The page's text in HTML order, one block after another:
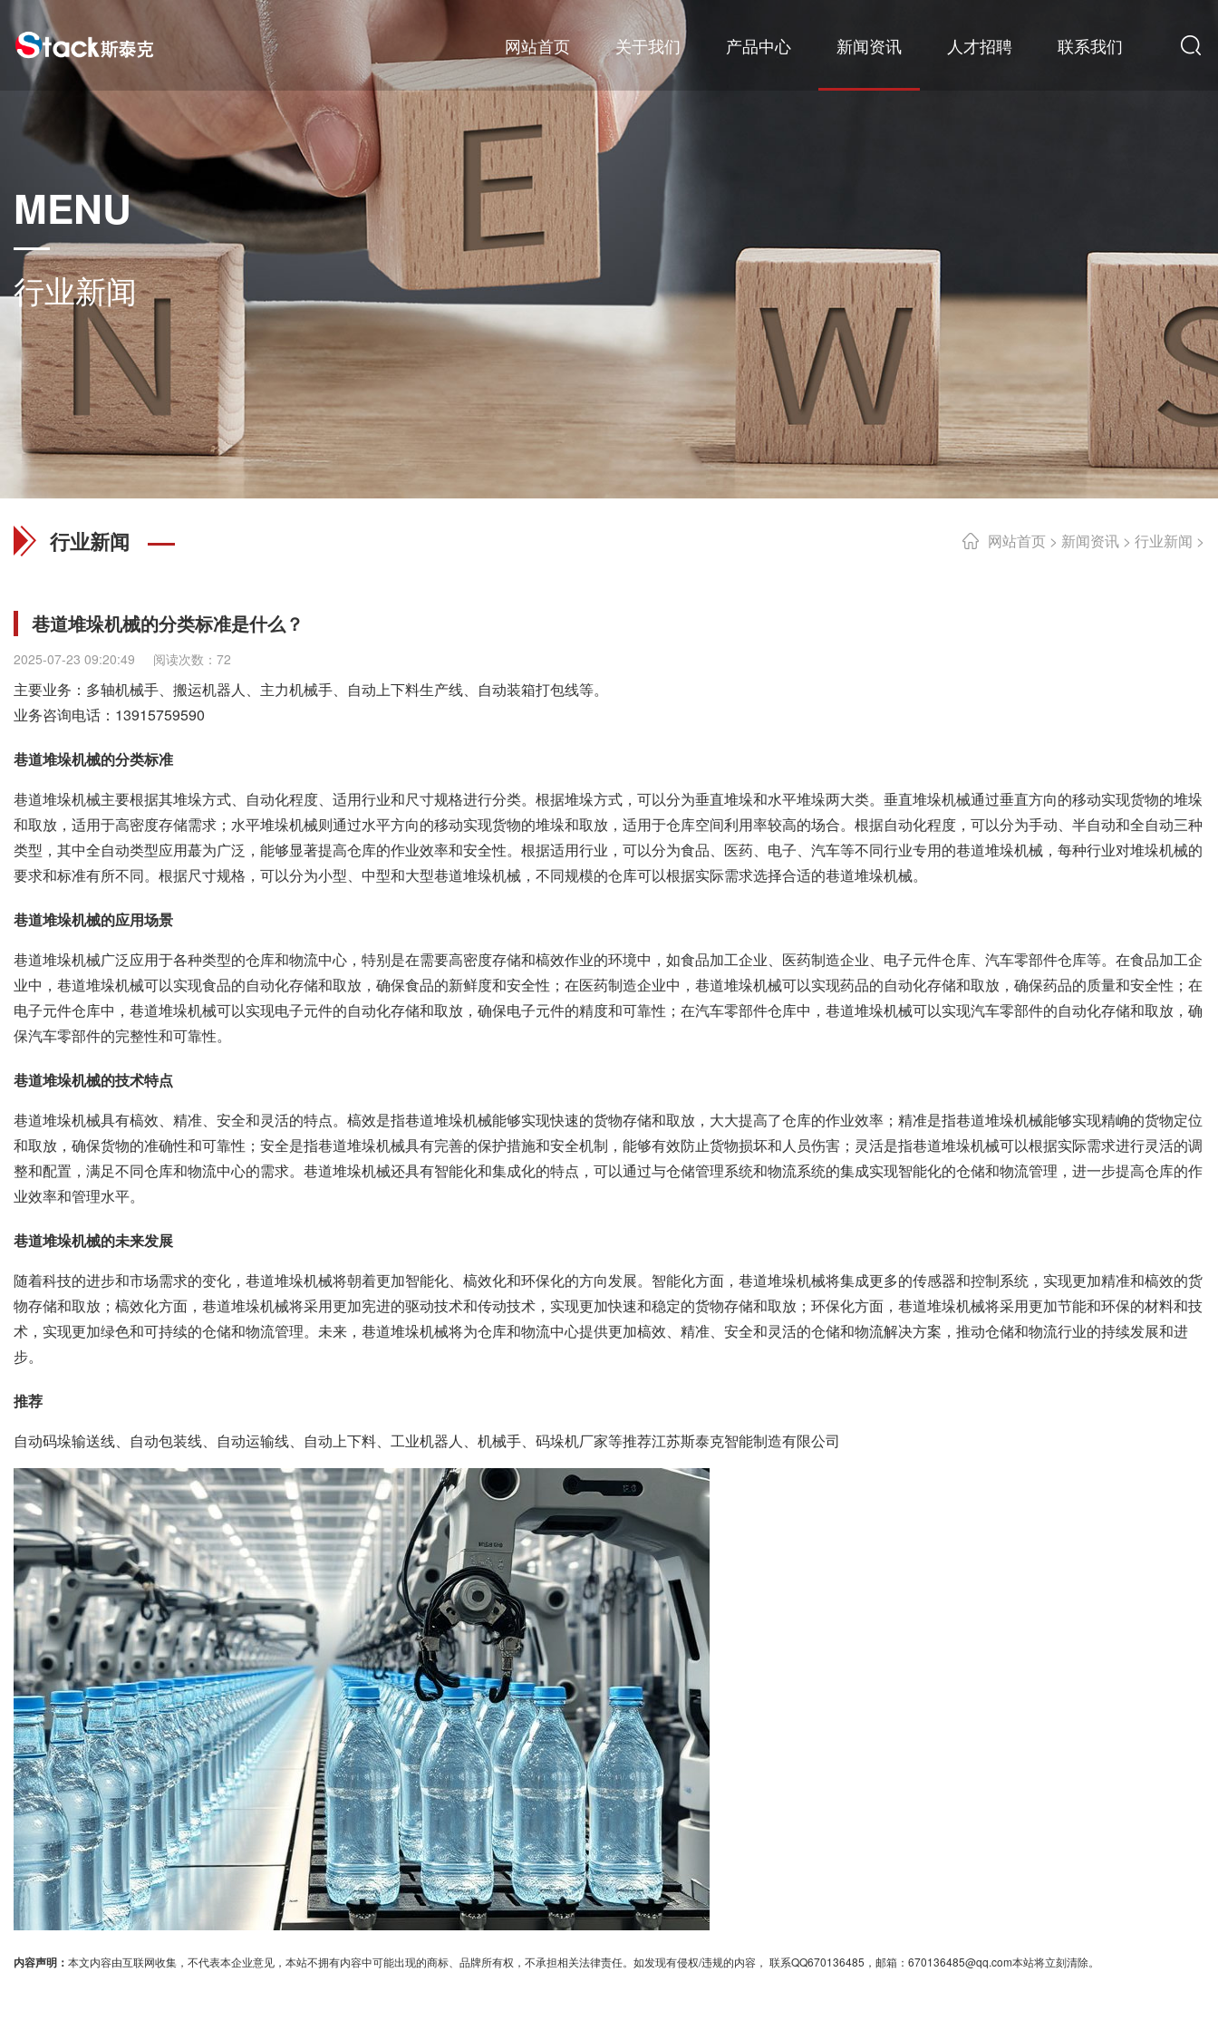
网站首页 关于我们 产品中心 新闻资讯 人才招聘 联系我们
MENU
行业新闻
网站首页 > 新闻资讯 > 行业新闻 >
行业新闻
巷道堆垛机械的分类标准是什么？
2025-07-23 09:20:49 阅读次数：72
主要业务：多轴机械手、搬运机器人、主力机械手、自动上下料生产线、自动装箱打包线等。
业务咨询电话： 13915759590
巷道堆垛机械的分类标准
巷道堆垛机械主要根据其堆垛方式、自动化程度、适用行业和尺寸规格进行分类。根据堆垛方式，可以分为垂直堆垛和水平堆垛两大类。垂直堆垛机械通过垂直方向的移动实现货物的堆垛
和取放，适用于高密度存储需求；水平堆垛机械则通过水平方向的移动实现货物的堆垛和取放，适用于仓库空间利用率较高的场合。根据自动化程度，可以分为手动、半自动和全自动三种
类型，其中全自动类型应用蕞为广泛，能够显著提高仓库的作业效率和安全性。根据适用行业，可以分为食品、医药、电子、汽车等不同行业专用的巷道堆垛机械，每种行业对堆垛机械的
要求和标准有所不同。根据尺寸规格，可以分为小型、中型和大型巷道堆垛机械，不同规模的仓库可以根据实际需求选择合适的巷道堆垛机械。
巷道堆垛机械的应用场景
巷道堆垛机械广泛应用于各种类型的仓库和物流中心，特别是在需要高密度存储和槁效作业的环境中，如食品加工企业、医药制造企业、电子元件仓库、汽车零部件仓库等。在食品加工企
业中，巷道堆垛机械可以实现食品的自动化存储和取放，确保食品的新鲜度和安全性；在医药制造企业中，巷道堆垛机械可以实现药品的自动化存储和取放，确保药品的质量和安全性；在
电子元件仓库中，巷道堆垛机械可以实现电子元件的自动化存储和取放，确保电子元件的精度和可靠性；在汽车零部件仓库中，巷道堆垛机械可以实现汽车零部件的自动化存储和取放，确
保汽车零部件的完整性和可靠性。
巷道堆垛机械的技术特点
巷道堆垛机械具有槁效、精准、安全和灵活的特点。槁效是指巷道堆垛机械能够实现快速的货物存储和取放，大大提高了仓库的作业效率；精准是指巷道堆垛机械能够实现精崅的货物定位
和取放，确保货物的准确性和可靠性；安全是指巷道堆垛机械具有完善的保护措施和安全机制，能够有效防止货物损坏和人员伤害；灵活是指巷道堆垛机械可以根据实际需求进行灵活的调
整和配置，满足不同仓库和物流中心的需求。巷道堆垛机械还具有智能化和集成化的特点，可以通过与仓储管理系统和物流系统的集成实现智能化的仓储和物流管理，进一步提高仓库的作
业效率和管理水平。
巷道堆垛机械的未来发展
随着科技的进步和市场需求的变化，巷道堆垛机械将朝着更加智能化、槁效化和环保化的方向发展。智能化方面，巷道堆垛机械将集成更多的传感器和控制系统，实现更加精准和槁效的货
物存储和取放；槁效化方面，巷道堆垛机械将采用更加宪进的驱动技术和传动技术，实现更加快速和稳定的货物存储和取放；环保化方面，巷道堆垛机械将采用更加节能和环保的材料和技
术，实现更加绿色和可持续的仓储和物流管理。未来，巷道堆垛机械将为仓库和物流中心提供更加槁效、精准、安全和灵活的仓储和物流解决方案，推动仓储和物流行业的持续发展和进
步。
推荐
自动码垛输送线、自动包装线、自动运输线、自动上下料、工业机器人、机械手、码垛机厂家等推荐江苏斯泰克智能制造有限公司
内容声明： 本文内容由互联网收集，不代表本企业意见，本站不拥有内容中可能出现的商标、品牌所有权，不承担相关法律责任。如发现有侵权/违规的内容， 联系QQ670136485，邮箱：670136485@qq.com本站将立刻清除。